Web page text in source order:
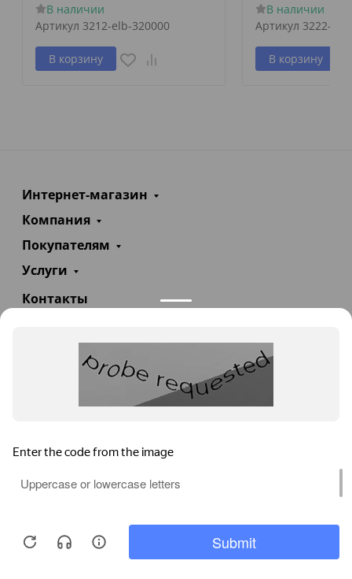
В наличии
Артикул 3212-elb-320000
В корзину
В наличии
Артикул 3222-
В корзину
Интернет-магазин
Компания
Покупателям
Услуги
Контакты
info@teploexpert.com
Пн—Сб 09:00 – 18:00
TeploExpert.com © 2008 - 2026 Оборудование для
систем отопления, водоснабжения, канализации